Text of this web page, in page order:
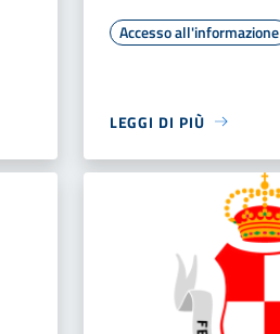
Accesso all'informazione
LEGGI DI PIÙ